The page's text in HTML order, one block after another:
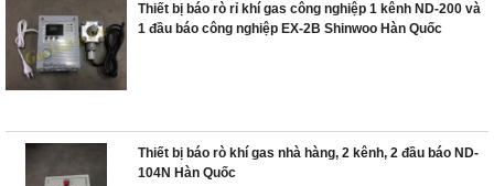
Thiết bị báo rò rỉ khí gas công nghiệp 1 kênh ND-200 và
1 đầu báo công nghiệp EX-2B Shinwoo Hàn Quốc
Thiết bị báo rò khí gas nhà hàng, 2 kênh, 2 đầu báo ND-
104N Hàn Quốc